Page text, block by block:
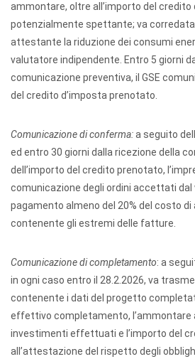
ammontare, oltre all’importo del credito
potenzialmente spettante; va
attestante la riduzione dei consumi
valutatore indipendente. Entro 5 giorni
comunicazione preventiva, il GSE
del credito d’imposta prenotato.
Comunicazione di conferma:a seguito
ed entro 30 giorni dalla ricezione della
dell’importo del credito prenotato,
comunicazione degli ordini accettati dal
pagamento almeno del 20% del costo di
contenente gli estremi delle fatture.
Comunicazione di completamento: a
in ogni caso entro il 28.2.2026, va
contenente i dati del progetto
effettivo completamento, l’ammontare
investimenti effettuati e l’importo del
all’attestazione del rispetto degli